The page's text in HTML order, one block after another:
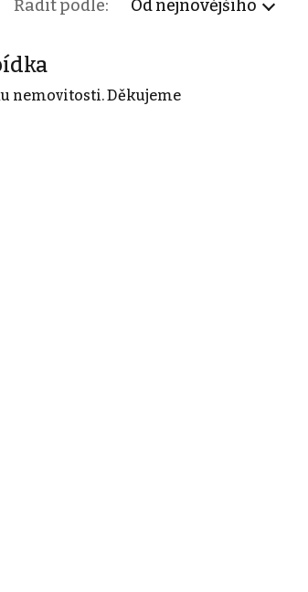
Řadit podle: Od nejnovějšího
nemovitosti. Děkujeme